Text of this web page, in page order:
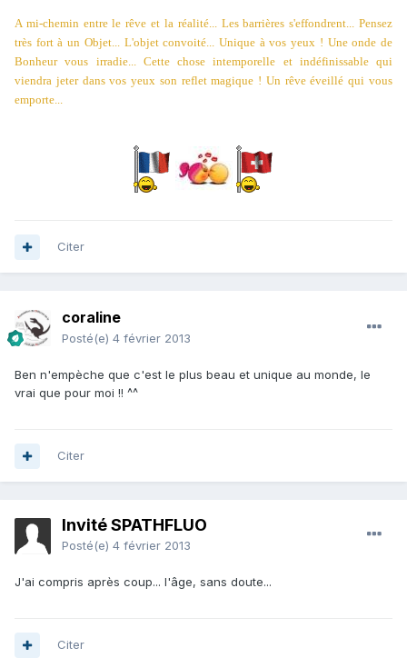
A mi-chemin entre le rêve et la réalité... Les barrières s'effondrent... Pensez
très fort à un Objet... L'objet convoité... Unique à vos yeux ! Une onde de
Bonheur vous irradie... Cette chose intemporelle et indéfinissable qui
viendra jeter dans vos yeux son reflet magique ! Un rêve éveillé qui vous
emporte...
Citer
coraline
Posté(e) 4 février 2013
Ben n'empèche que c'est le plus beau et unique au monde, le
vrai que pour moi !! ^^
Citer
Invité SPATHFLUO
Posté(e) 4 février 2013
J'ai compris après coup... l'âge, sans doute...
Citer